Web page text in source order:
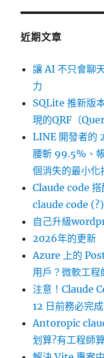
近期文章
讓 AI 不只會聊
力
SQLite 推新版
現的QRF（
LINE 開發者的
腰斬 99.5%、
個消失的最小化
Claude code
claude code (?)
自己升級
2026年的更新
Azure 上的
用戶？微軟工
注意！Claude
12 日前務必完
Antoropic
划算?有工程師